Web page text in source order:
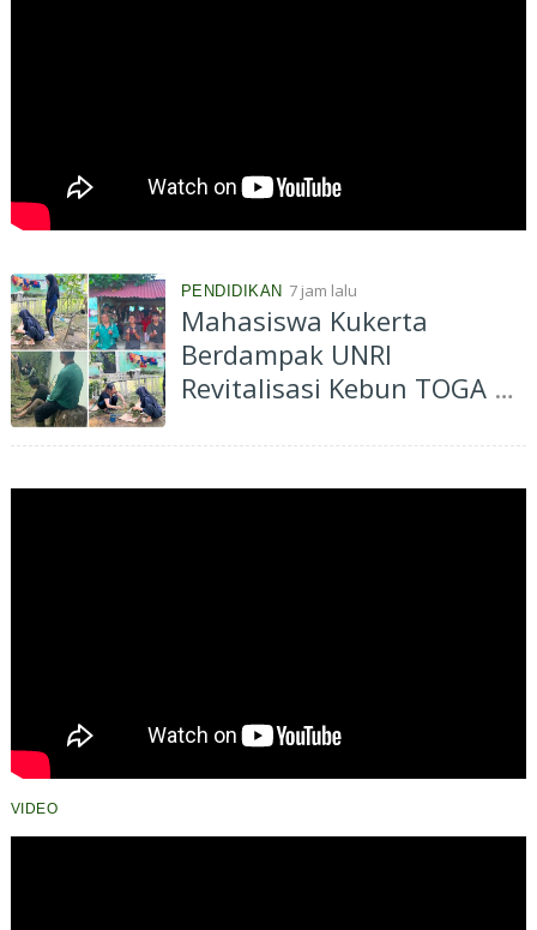
PENDIDIKAN 7 jam lalu
Mahasiswa Kukerta
Berdampak UNRI
Revitalisasi Kebun TOGA di
Dorong Pemanfaatan
Tanaman Obat Keluarga
VIDEO